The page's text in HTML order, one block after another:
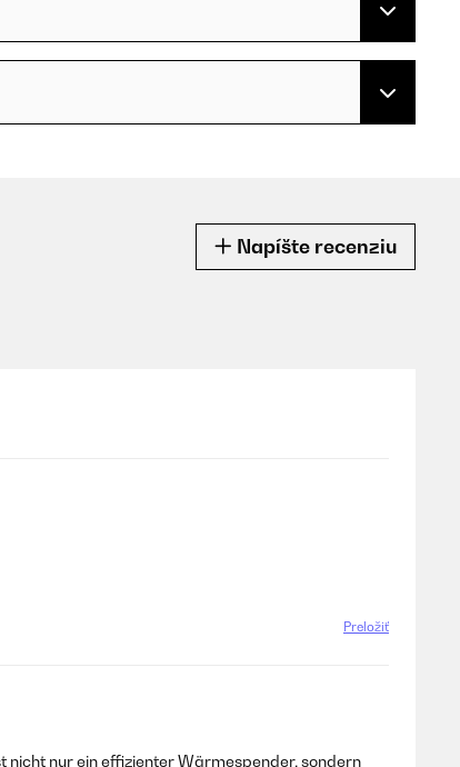
Napíšte recenziu
Preložiť
nur ein effizienter Wärmespender, sondern